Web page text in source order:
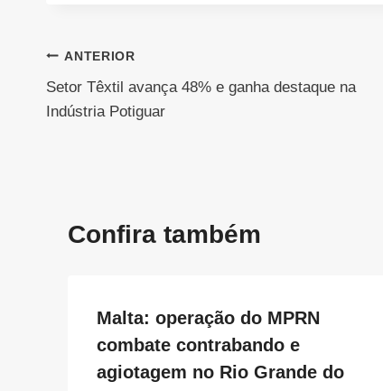
Navegação
de
ANTERIOR
Setor Têxtil avança 48% e ganha destaque na
Indústria Potiguar
Confira também
Malta: operação do MPRN
combate contrabando e
agiotagem no Rio Grande do